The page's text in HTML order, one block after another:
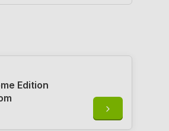
Edition